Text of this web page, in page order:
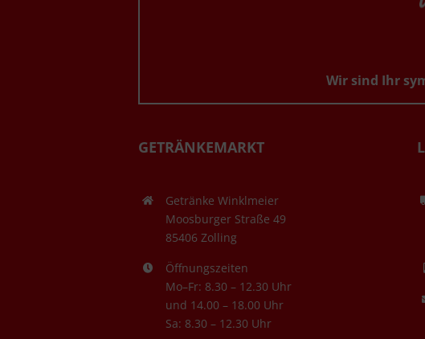
Wir sind Ihr
GETRÄNKEMARKT
Getränke Winklmeier
Moosburger Straße 49
85406 Zolling
Öffnungszeiten
Mo–Fr: 8.30 – 12.30 Uhr
und 14.00 – 18.00 Uhr
Sa: 8.30 – 12.30 Uhr